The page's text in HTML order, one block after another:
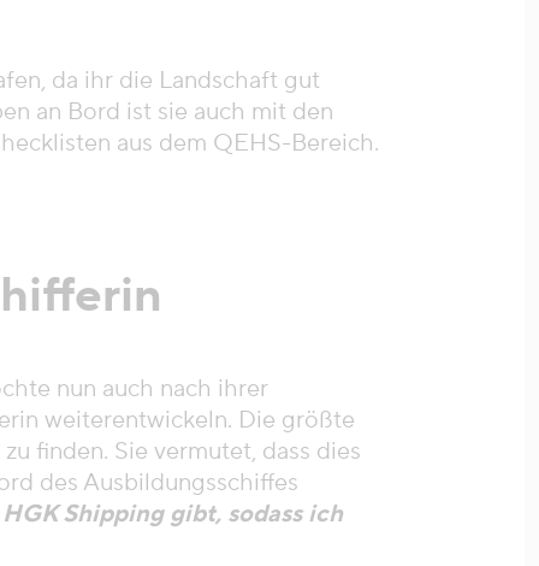
da ihr die Landschaft gut
an Bord ist sie auch mit den
aus dem QEHS-Bereich.
nun auch nach ihrer
weiterentwickeln. Die größte
finden. Sie vermutet, dass dies
des Ausbildungsschiffes
Shipping gibt, sodass ich